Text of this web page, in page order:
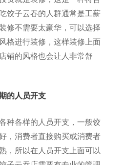
饺子云吞的人群通常是工薪
修不需要太豪华，可以选择
格进行装修，这样装修上面
铺的风格也会让人非常舒
的人员开支
种各样的人员开支，一般饺
，消费者直接购买或消费者
，所以在人员开支上面可以